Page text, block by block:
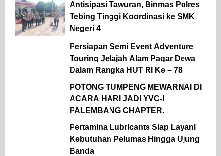
Antisipasi Tawuran, Binmas Polres
Tebing Tinggi Koordinasi ke SMK
Negeri 4
Persiapan Semi Event Adventure
Touring Jelajah Alam Pagar Dewa
Dalam Rangka HUT RI Ke – 78
POTONG TUMPENG MEWARNAI DI
ACARA HARI JADI YVC-I
PALEMBANG CHAPTER.
Pertamina Lubricants Siap Layani
Kebutuhan Pelumas Hingga Ujung
Banda